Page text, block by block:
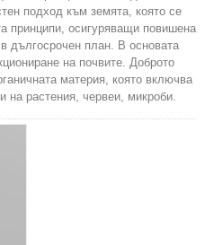
подход към земята, която се
принципи, осигуряващи повишена
дългосрочен план. В основата
на почвите. Доброто
материя, която включва
на растения, червеи, микроби.